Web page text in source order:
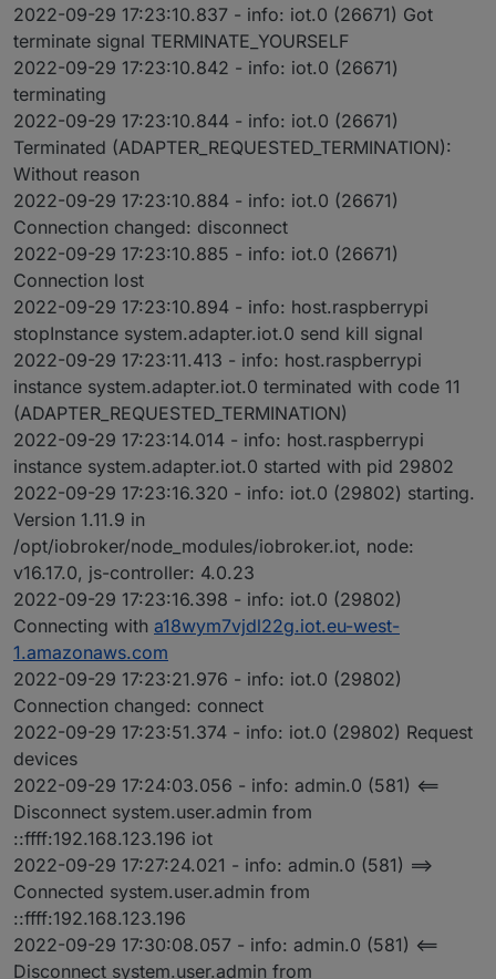
Dann muss aber der iot Skill wieder aktiviert werden
2022-09-29 17:23:10.837 - info: iot.0 (26671) Got
terminate signal TERMINATE_YOURSELF
2022-09-29 17:23:10.842 - info: iot.0 (26671)
terminating
2022-09-29 17:23:10.844 - info: iot.0 (26671)
Terminated (ADAPTER_REQUESTED_TERMINATION):
Without reason
2022-09-29 17:23:10.884 - info: iot.0 (26671)
Connection changed: disconnect
2022-09-29 17:23:10.885 - info: iot.0 (26671)
Connection lost
2022-09-29 17:23:10.894 - info: host.raspberrypi
stopInstance system.adapter.iot.0 send kill signal
2022-09-29 17:23:11.413 - info: host.raspberrypi
instance system.adapter.iot.0 terminated with code 11
(ADAPTER_REQUESTED_TERMINATION)
2022-09-29 17:23:14.014 - info: host.raspberrypi
instance system.adapter.iot.0 started with pid 29802
2022-09-29 17:23:16.320 - info: iot.0 (29802) starting.
Version 1.11.9 in
/opt/iobroker/node_modules/iobroker.iot, node:
v16.17.0, js-controller: 4.0.23
2022-09-29 17:23:16.398 - info: iot.0 (29802)
Connecting with a18wym7vjdl22g.iot.eu-west-
1.amazonaws.com
2022-09-29 17:23:21.976 - info: iot.0 (29802)
Connection changed: connect
2022-09-29 17:23:51.374 - info: iot.0 (29802) Request
devices
2022-09-29 17:24:03.056 - info: admin.0 (581) <==
Disconnect system.user.admin from
::ffff:192.168.123.196 iot
2022-09-29 17:27:24.021 - info: admin.0 (581) ==>
Connected system.user.admin from
::ffff:192.168.123.196
2022-09-29 17:30:08.057 - info: admin.0 (581) <==
Disconnect system.user.admin from